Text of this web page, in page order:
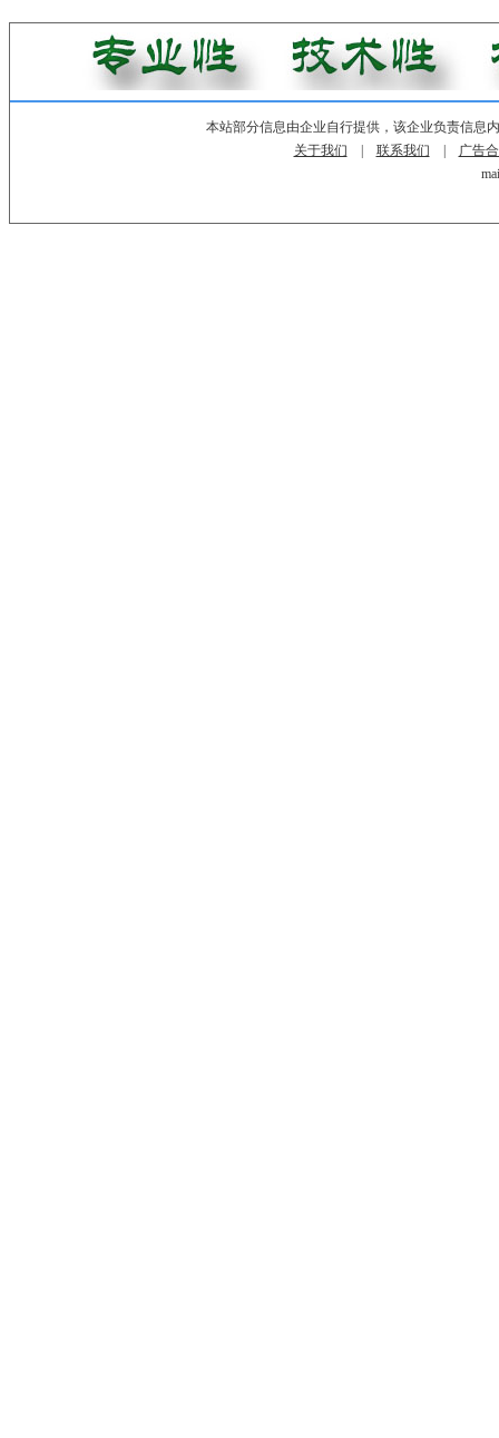
本站部分信息由企业自行提供，该企业负责信息
关于我们
联系我们
广告